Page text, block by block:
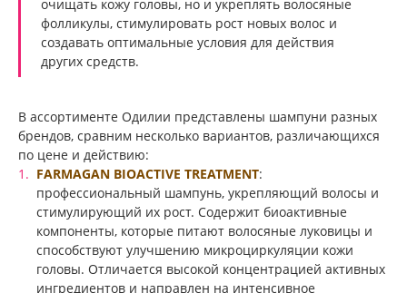
очищать кожу головы, но и укреплять волосяные
фолликулы, стимулировать рост новых волос и
создавать оптимальные условия для действия
других средств.
В ассортименте Одилии представлены шампуни разных
брендов, сравним несколько вариантов, различающихся
по цене и действию:
FARMAGAN BIOACTIVE TREATMENT:
профессиональный шампунь, укрепляющий волосы и
стимулирующий их рост. Содержит биоактивные
компоненты, которые питают волосяные луковицы и
способствуют улучшению микроциркуляции кожи
головы. Отличается высокой концентрацией активных
ингредиентов и направлен на интенсивное